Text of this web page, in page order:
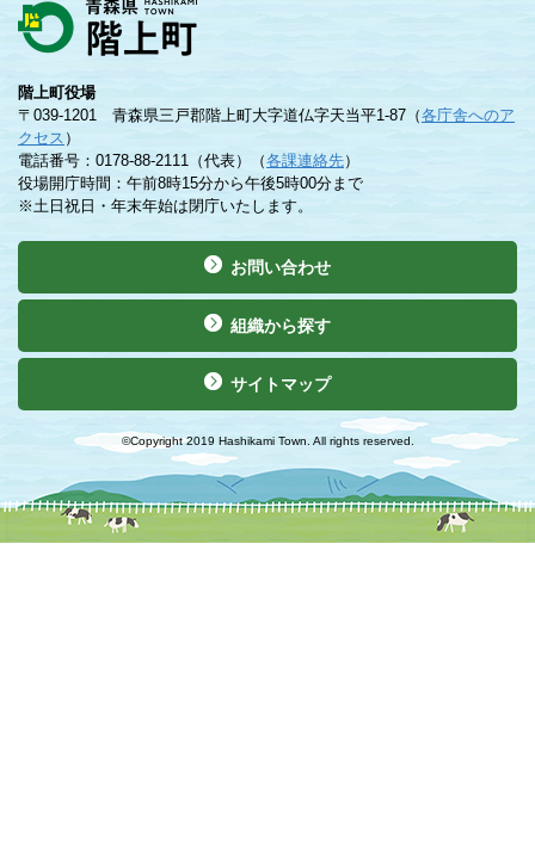
階上町役場
〒039-1201 青森県三戸郡階上町大字道仏字天当平1-87（各庁舎へのア
クセス ）
電話番号：0178-88-2111（代表）（各課連絡先）
役場開庁時間：午前8時15分から午後5時00分まで
※土日祝日・年末年始は閉庁いたします。
お問い合わせ
組織から探す
サイトマップ
©Copyright 2019 Hashikami Town. All rights reserved.